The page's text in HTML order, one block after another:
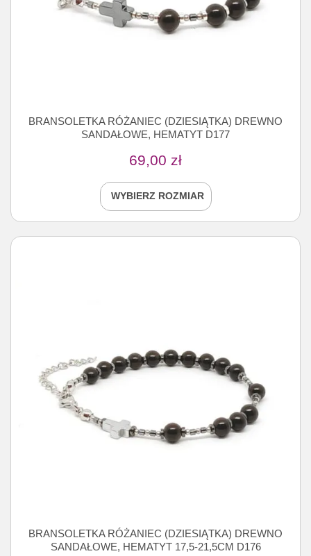
BRANSOLETKA RÓŻANIEC (DZIESIĄTKA) DREWNO
SANDAŁOWE, HEMATYT D177
69,00 zł
WYBIERZ ROZMIAR
BRANSOLETKA RÓŻANIEC (DZIESIĄTKA) DREWNO
SANDAŁOWE, HEMATYT 17,5-21,5CM D176